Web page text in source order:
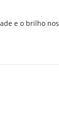
e o brilho nos